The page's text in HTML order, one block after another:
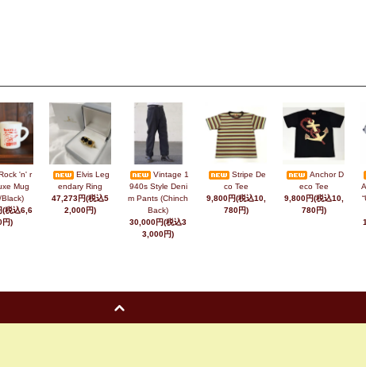
'n' r
Mug
(税込6,6
円)
Elvis Leg
endary Ring
47,273円(税込5
2,000円)
Vintage 1
940s Style Deni
m Pants (Chinch
Back)
30,000円(税込3
3,000円)
Stripe De
co Tee
9,800円(税込10,
780円)
Anchor D
eco Tee
9,800円(税込10,
780円)